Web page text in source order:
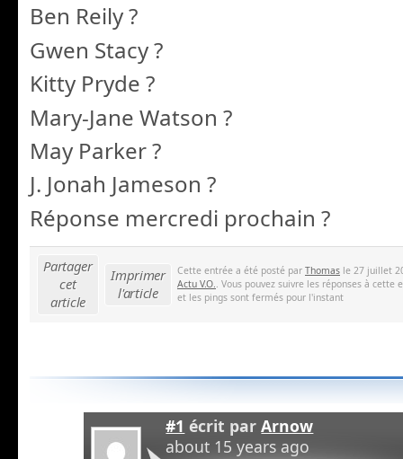
Ben Reily ?
Gwen Stacy ?
Kitty Pryde ?
Mary-Jane Watson ?
May Parker ?
J. Jonah Jameson ?
Réponse mercredi prochain ?
Partager
cet
article
Imprimer
l'article
Cette entrée a été posté par Thomas le 27 juillet
Actu V.O.
. Vous pouvez suivre les réponses à cette
et les pings sont fermés pour l'instant
#1 écrit parArnow
about 15 years ago